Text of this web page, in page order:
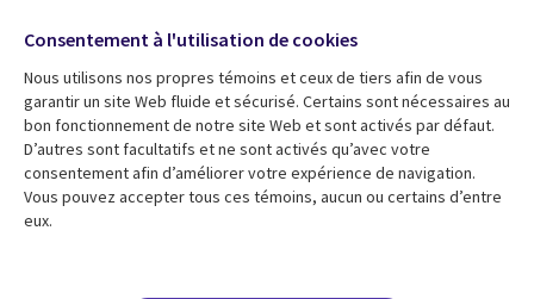
Ressources
Library
Articles
Support
réseaux
Social
Media
LUXEMBOURG
Consentement à l'utilisation de cookies
Nous utilisons nos propres témoins et ceux de tiers afin de vous
garantir un site Web fluide et sécurisé. Certains sont nécessaires au
bon fonctionnement de notre site Web et sont activés par défaut.
D’autres sont facultatifs et ne sont activés qu’avec votre
consentement afin d’améliorer votre expérience de navigation.
Vous pouvez accepter tous ces témoins, aucun ou certains d’entre
eux.